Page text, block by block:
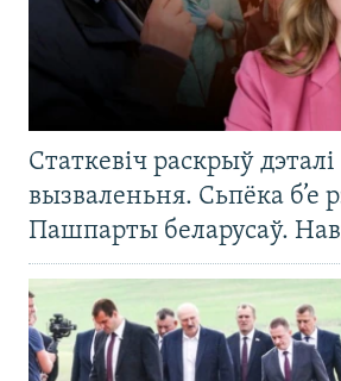
Статкевіч раскрыў дэталі
вызваленьня. Сьпёка б’е
Пашпарты беларусаў.